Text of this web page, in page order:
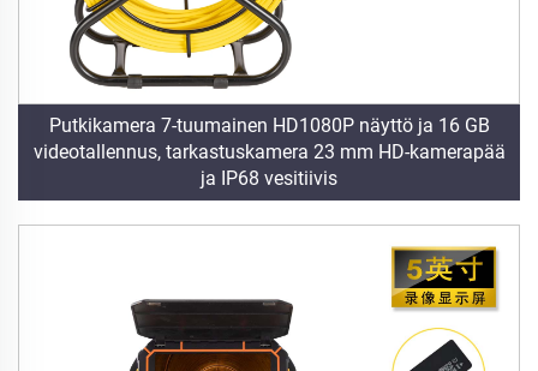
Putkikamera 7-tuumainen HD1080P näyttö ja 16 GB
videotallennus, tarkastuskamera 23 mm HD-kamerapää
ja IP68 vesitiivis